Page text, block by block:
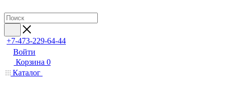
+7-473-229-64-44
Войти
Корзина 0
Каталог